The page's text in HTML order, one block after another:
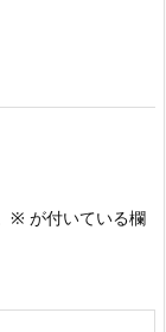
※ が付いている欄